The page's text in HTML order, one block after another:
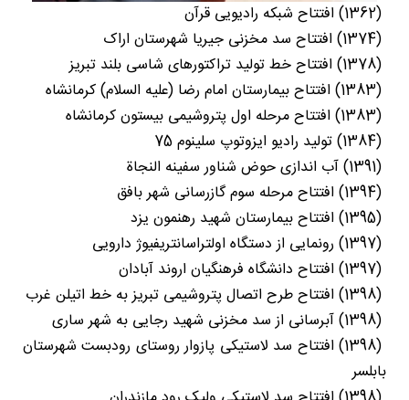
(1362) افتتاح شبکه رادیویی قرآن
(1374) افتتاح سد مخزنی جیریا شهرستان اراک
(1378) افتتاح خط تولید تراکتورهای شاسی بلند تبریز
(1383) افتتاح بیمارستان امام رضا (علیه السلام) کرمانشاه
(1383) افتتاح مرحله اول پتروشیمی بیستون کرمانشاه
(1384) تولید رادیو ایزوتوپ سلینوم 75
(1391) آب اندازی حوض شناور سفینه النجاة
(1394) افتتاح مرحله سوم گازرسانی شهر بافق
(1395) افتتاح بیمارستان شهید رهنمون یزد
(1397) رونمایی از دستگاه اولتراسانتریفیوژ دارویی
(1397) افتتاح دانشگاه فرهنگیان اروند آبادان
(1398) افتتاح طرح اتصال پتروشیمی تبریز به خط اتیلن غرب
(1398) آبرسانی از سد مخزنی شهید رجایی به شهر ساری
(1398) افتتاح سد لاستیکی پازوار روستای رودبست شهرستان
بابلسر